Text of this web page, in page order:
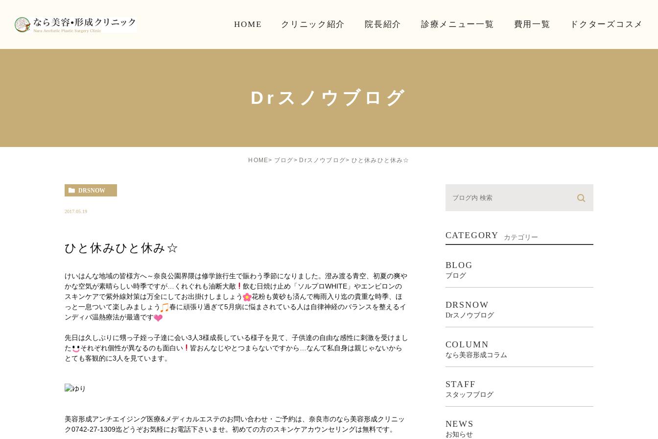
HOME クリニック紹介 院長紹介 診療メニュー一覧 費用一覧 ドクターズコスメ
Drスノウブログ
HOME ブログ Drスノウブログ ひと休みひと休み☆
DRSNOW
2017.05.19
ひと休みひと休み☆
けいはんな地域の皆様方へ～奈良公園界隈は修学旅行生で賑わう季節になりました。澄み渡る青空、初夏の爽や
かな空気が素晴らしい時季ですが…くれぐれも油断大敵
飲む日焼け止め「ソルプロWHITE」やエンビロンの
スキンケアで紫外線対策は万全にしてお出掛けしましょう
花粉も黄砂も済んで梅雨入り迄の貴重な時季、ほ
っと一息ついて楽しみましょう
春に頑張り過ぎて5月病に悩まされている人は自律神経のバランスを整えるイ
ンディバ温熱療法が最適です
先日は久しぶりに甥っ子姪っ子達に会い3人3様成長している様子を見て、子供達の自由な感性に刺激を受けまし
た
それぞれ個性が異なるのも面白い
皆おんなじやとつまらないですから…なんて私自身は親じゃないから
とても客観的に3人を見ています。
美容形成アンチエイジング医療&メディカルエステのお問い合わせ・ご予約は、奈良市のなら美容形成クリニッ
ク0742-27-1309迄どうぞお気軽にお電話下さいませ。初めての方のスキンケアカウンセリングは無料です。
CATEGORY カテゴリー
BLOG
ブログ
DRSNOW
Drスノウブログ
COLUMN
なら美容形成コラム
STAFF
スタッフブログ
NEWS
お知らせ